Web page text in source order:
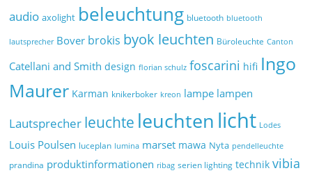
audio axolight beleuchtung bluetooth bluetooth
lautsprecher Bover brokis byok leuchten Büroleuchte Canton
Catellani and Smith design florian schulz foscarini hifi Ingo
Maurer Karman knikerboker kreon lampe lampen
Lautsprecher leuchte leuchten licht Lodes
Louis Poulsen luceplan lumina marset mawa Nyta pendelleuchte
prandina produktinformationen ribag serien lighting technik vibia